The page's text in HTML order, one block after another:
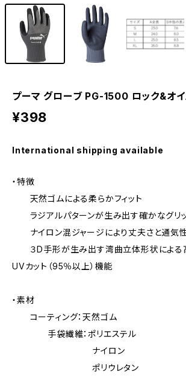
プーマ グローブ PG-1500 ロック&オ
¥398
International shipping available
・特徴
天然ゴムによる柔らかフィット
ラジアルパターンが生み出す確かなグリ
ナイロン混ジャージにより丈夫さと通気
３D手形が生み出す湾曲立体形状による
UVカット（95％以上）機能
・素材
コーティング：天然ゴム
手袋繊維：ポリエステル
ナイロン
ポリウレタン